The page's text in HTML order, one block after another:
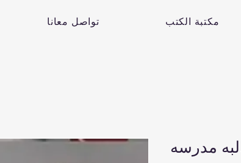
تواصل معانا مكتبة الكتب
مدرسه